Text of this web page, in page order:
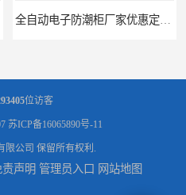
全自动电子防潮柜厂家优惠定制 全自动防潮柜设备供应
位访客
苏ICP备16065890号-11
限公司 保留所有权利.
责声明 管理员入口 网站地图